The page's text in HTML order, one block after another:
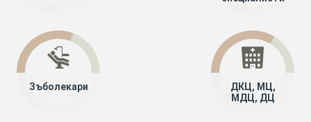
Зъболекари
ДКЦ, МЦ,
МДЦ, ДЦ